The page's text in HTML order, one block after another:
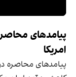
پیامدهای
امریکا
پیامدهای محاصره